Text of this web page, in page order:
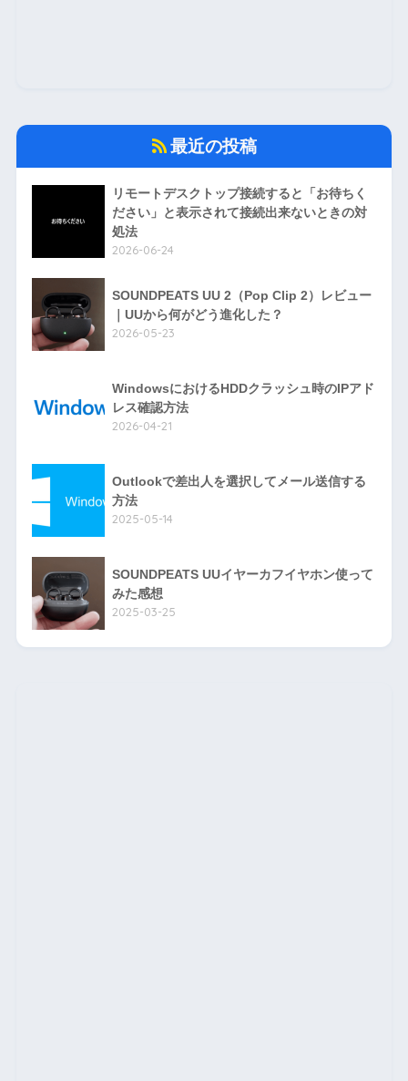
最近の投稿
リモートデスクトップ接続すると「お待ちく
ださい」と表示されて接続出来ないときの対
処法
2026-06-24
SOUNDPEATS UU 2（Pop Clip 2）レビュー
｜UUから何がどう進化した？
2026-05-23
WindowsにおけるHDDクラッシュ時のIPアド
レス確認方法
2026-04-21
Outlookで差出人を選択してメール送信する
方法
2025-05-14
SOUNDPEATS UUイヤーカフイヤホン使って
みた感想
2025-03-25